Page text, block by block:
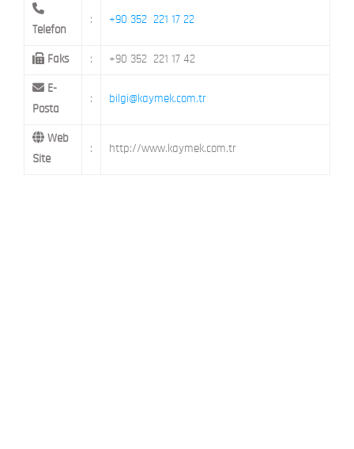
Telefon
: +90 352 221 17 22
Faks : +90 352 221 17 42
E-
Posta
: bilgi@kaymek.com.tr
Web
Site
: http://www.kaymek.com.tr